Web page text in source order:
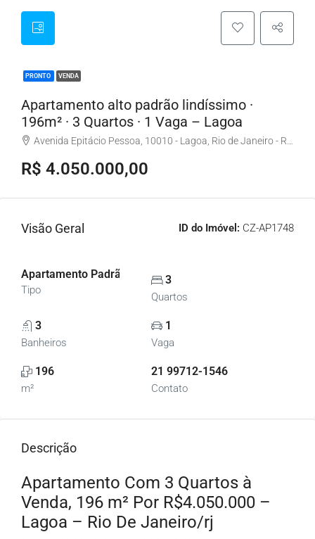
PRONTO VENDA
Apartamento alto padrão lindíssimo ·
196m² · 3 Quartos · 1 Vaga – Lagoa
Avenida Epitácio Pessoa, 10010 - Lagoa, Rio de Janeiro - RJ, Brasil
R$ 4.050.000,00
Visão Geral ID do Imóvel: CZ-AP1748
Apartamento Padrão, Apartamentos
Tipo
3
Quartos
3
Banheiros
1
Vaga
196
m²
21 99712-1546
Contato
Descrição
Apartamento Com 3 Quartos à
Venda, 196 m² Por R$4.050.000 –
Lagoa – Rio De Janeiro/rj